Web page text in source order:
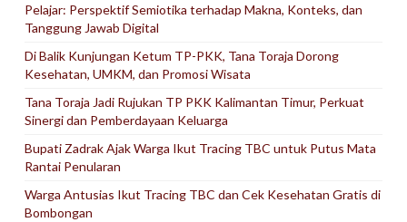
Pelajar: Perspektif Semiotika terhadap Makna, Konteks, dan
Tanggung Jawab Digital
Di Balik Kunjungan Ketum TP-PKK, Tana Toraja Dorong
Kesehatan, UMKM, dan Promosi Wisata
Tana Toraja Jadi Rujukan TP PKK Kalimantan Timur, Perkuat
Sinergi dan Pemberdayaan Keluarga
Bupati Zadrak Ajak Warga Ikut Tracing TBC untuk Putus Mata
Rantai Penularan
Warga Antusias Ikut Tracing TBC dan Cek Kesehatan Gratis di
Bombongan